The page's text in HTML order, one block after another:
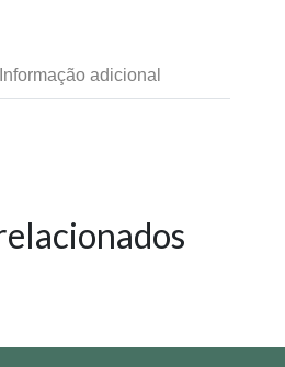
Informação adicional